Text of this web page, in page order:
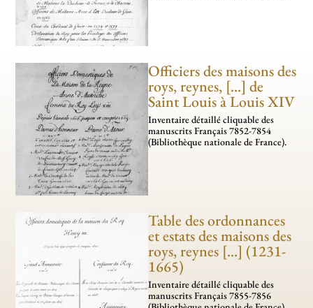
Officiers des maisons des
roys, reynes, [...] de
Saint Louis à Louis XIV
Inventaire détaillé cli­­qua­­ble des
manus­­crits Français 7852-7854
(Bibliothèque nationale de France).
Table des ordonnances
et estats des maisons des
roys, reynes [...] (1231-
1665)
Inventaire détaillé cliquable des
manuscrits Français 7855-7856